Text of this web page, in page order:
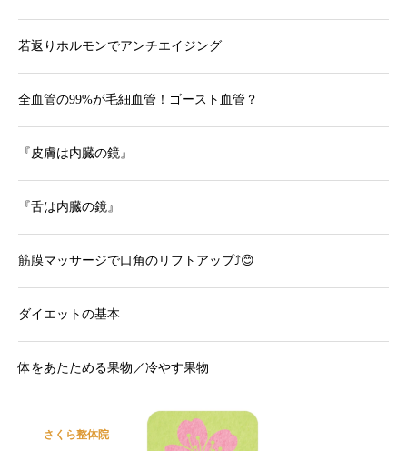
若返りホルモンでアンチエイジング
全血管の99%が毛細血管！ゴースト血管？
『皮膚は内臓の鏡』
『舌は内臓の鏡』
筋膜マッサージで口角のリフトアップ⤴︎😊
ダイエットの基本
体をあたためる果物／冷やす果物
さくら整体院